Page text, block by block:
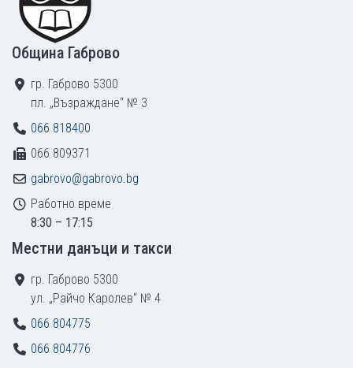
Община Габрово
гр. Габрово 5300
пл. „Възраждане“ № 3
066 818400
066 809371
gabrovo@gabrovo.bg
Работно време
8:30 – 17:15
Местни данъци и такси
гр. Габрово 5300
ул. „Райчо Каролев“ № 4
066 804775
066 804776